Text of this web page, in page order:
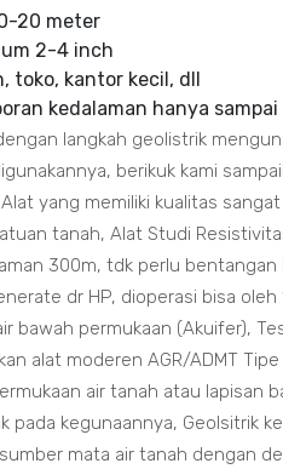
20 meter
2-4 inch
toko, kantor kecil, dll
kedalaman hanya
langkah geolistrik
berikuk kami
yang memiliki kualitas
tanah, Alat Studi
300m, tdk perlu bentangan
dr HP, dioperasi bisa oleh
bawah permukaan (Akuifer),
alat moderen AGR/ADMT
air tanah atau lapisan
pada kegunaannya, Geolsitrik
mata air tanah dengan